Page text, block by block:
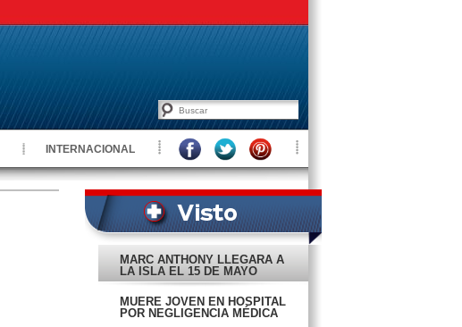
INTERNACIONAL
MARC ANTHONY LLEGARÁ A
LA ISLA EL 15 DE MAYO
MUERE JOVEN EN HOSPITAL
POR NEGLIGENCIA MÉDICA